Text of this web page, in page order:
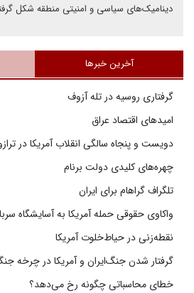
دینامیک‌های سیاسی و امنیتی منطقه شکل
آخرین خبرها
گرفتاری روسیه در تله آزوف
امیدهای اقتصاد عراق
دویست و پنجاه سالگی انقلاب آمریکا در
چهره‌های کلیدی دولت برنام
تلگراف گراهام برای ایران
واکاوی حقوقی حمله آمریکا به آسایشگاه
نقطه‌زنی در حیاط‌خلوت آمریکا
گرفتار شدن جنگ‌ایران و آمریکا در
خطای محاسباتی چگونه رخ می‌دهد؟